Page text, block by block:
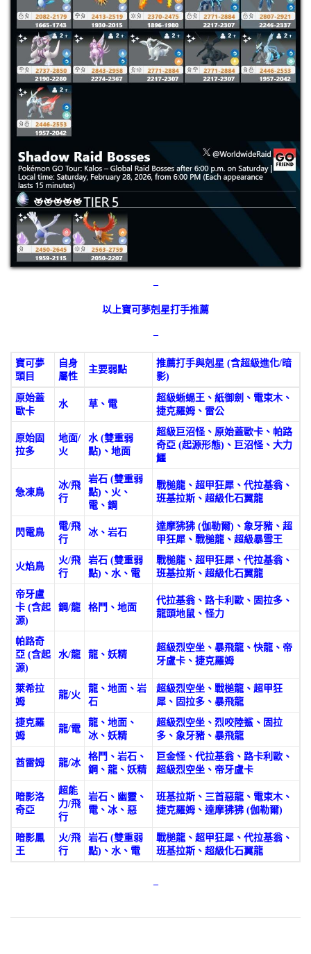
–
以上寶可夢剋星打手推薦
–
寶可夢
頭目
自身
屬性
主要弱點
推薦打手與剋星 (含超級進化/暗
影)
原始蓋
歐卡
水 草、電
超級蜥蜴王、紙御劍、電束木、
捷克羅姆、雷公
原始固
拉多
地面/
火
水 (雙重弱
點)、地面
超級巨沼怪、原始蓋歐卡、帕路
奇亞 (起源形態)、巨沼怪、大力
鱷
急凍鳥
冰/飛
行
岩石 (雙重弱
點)、火、
電、鋼
戰槌龍、超甲狂犀、代拉基翁、
班基拉斯、超級化石翼龍
閃電鳥
電/飛
行
冰、岩石
達摩狒狒 (伽勒爾)、象牙豬、超
甲狂犀、戰槌龍、超級暴雪王
火焰鳥
火/飛
行
岩石 (雙重弱
點)、水、電
戰槌龍、超甲狂犀、代拉基翁、
班基拉斯、超級化石翼龍
帝牙盧
卡 (含起
源)
鋼/龍 格鬥、地面
代拉基翁、路卡利歐、固拉多、
龍頭地鼠、怪力
帕路奇
亞 (含起
源)
水/龍 龍、妖精
超級烈空坐、暴飛龍、快龍、帝
牙盧卡、捷克羅姆
萊希拉
姆
龍/火
龍、地面、岩
石
超級烈空坐、戰槌龍、超甲狂
犀、固拉多、暴飛龍
捷克羅
姆
龍/電
龍、地面、
冰、妖精
超級烈空坐、烈咬陸鯊、固拉
多、象牙豬、暴飛龍
酋雷姆 龍/冰
格鬥、岩石、
鋼、龍、妖精
巨金怪、代拉基翁、路卡利歐、
超級烈空坐、帝牙盧卡
暗影洛
奇亞
超能
力/飛
行
岩石、幽靈、
電、冰、惡
班基拉斯、三首惡龍、電束木、
捷克羅姆、達摩狒狒 (伽勒爾)
暗影鳳
王
火/飛
行
岩石 (雙重弱
點)、水、電
戰槌龍、超甲狂犀、代拉基翁、
班基拉斯、超級化石翼龍
–